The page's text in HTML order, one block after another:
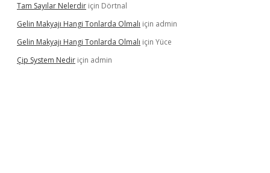
Tam Sayılar Nelerdir için Dörtnal
Gelin Makyajı Hangi Tonlarda Olmalı için admin
Gelin Makyajı Hangi Tonlarda Olmalı için Yüce
Çip System Nedir için admin